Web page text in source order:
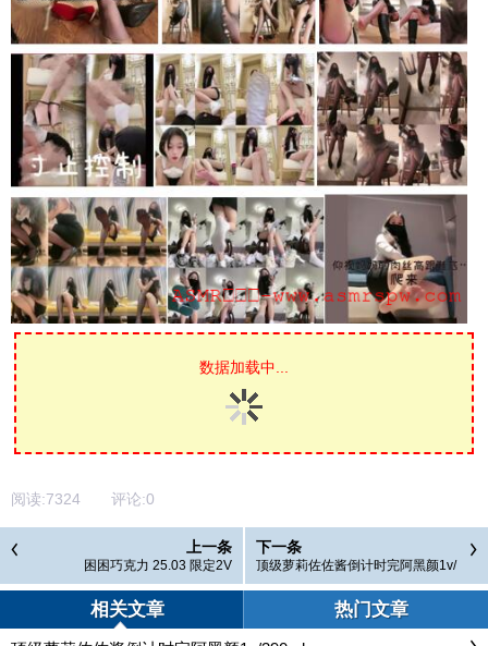
数据加载中...
阅读:7324 评论:0
上一条
困困巧克力 25.03 限定2V
下一条
顶级萝莉佐佐酱倒计时完阿黑颜1v/
相关文章 热门文章